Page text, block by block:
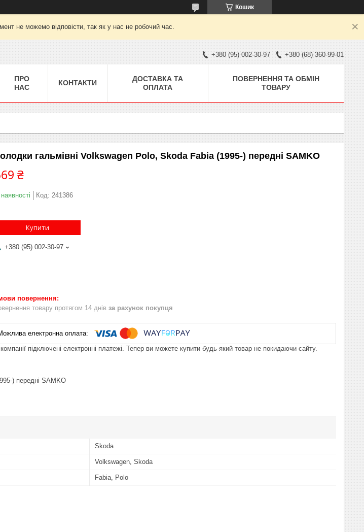
Кошик
не можемо відповісти, так як у нас не робочий час.
+380 (95) 002-30-97 +380 (68) 360-99-01
ПРО
НАС
КОНТАКТИ
ДОСТАВКА ТА
ОПЛАТА
ПОВЕРНЕННЯ ТА ОБМІН
ТОВАРУ
гальмівні Volkswagen Polo, Skoda Fabia (1995-) передні SAMKO
₴
Код: 241386
Купити
+380 (95) 002-30-97
товару протягом 14 днів за рахунок покупця
підключені електронні платежі. Тепер ви можете купити будь-який товар не покидаючи сайту.
) передні SAMKO
Skoda
Volkswagen, Skoda
Fabia, Polo